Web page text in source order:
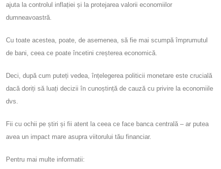
ajuta la controlul inflației și la protejarea valorii economiilor
dumneavoastră.
Cu toate acestea, poate, de asemenea, să fie mai scumpă împrumutul
de bani, ceea ce poate încetini creșterea economică.
Deci, după cum puteți vedea, înțelegerea politicii monetare este crucială
dacă doriți să luați decizii în cunoștință de cauză cu privire la economiile
dvs.
Fii cu ochii pe știri și fii atent la ceea ce face banca centrală – ar putea
avea un impact mare asupra viitorului tău financiar.
Pentru mai multe informatii: